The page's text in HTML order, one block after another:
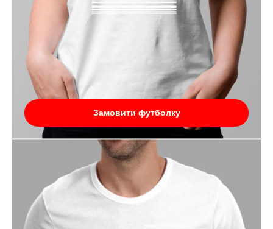
Замовити футболку